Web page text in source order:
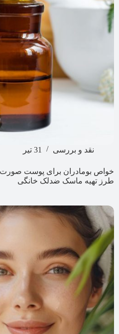
نقد و بررسی 31 تیر
خواص بومادران برای پوست
طرز تهیه ماسک ضدلک خانگی